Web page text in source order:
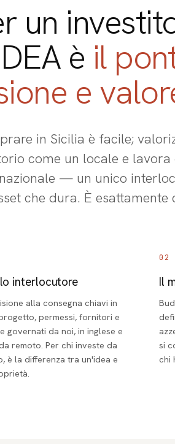
un
è il
e
in Sicilia è facile;
come un locale e
— un unico
che dura. È
interlocutore
alla consegna chiavi in
permessi, fornitori e
governati da noi, in inglese e
remoto. Per chi investe da
è la differenza tra un'idea e
02
Il
si
chi